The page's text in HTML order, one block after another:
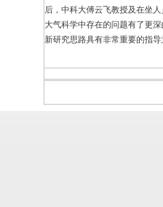
后，中科大傅云飞教授及在坐
大气科学中存在的问题有了更
新研究思路具有非常重要的指